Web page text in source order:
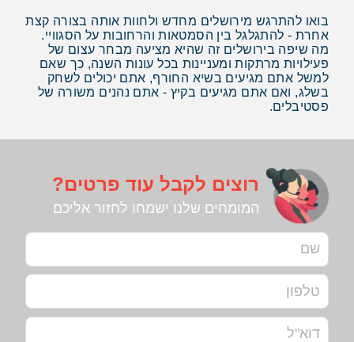
בואו להתרגש מירושלים מחדש ולחוות אותה בצורה קצת
אחרת - להתגלגל בין הסמטאות והרחובות על הסגוויי.
מה שיפה בירושלים זה שהיא מציעה מבחר עצום של
פעילויות מרתקות ומעניינות בכל עונות השנה, כך שאם
למשל אתם מגיעים בשיא החורף, אתם יכולים לשחק
בשלג, ואם אתם מגיעים בקיץ - אתם נהנים משורה של
פסטיבלים.
רוצים לקבל עוד פרטים?
המומחים שלנו ישמחו לחזור אליכם